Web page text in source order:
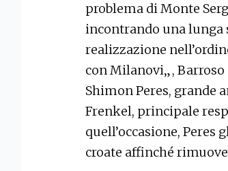
problema di Monte
incontrando una
realizzazione
con Milanovi„,
Shimon Peres, grande
Frenkel, principale
quell’occasione,
croate affinché